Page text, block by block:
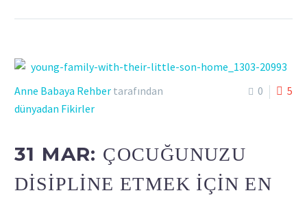
0 5
Anne Babaya Rehber tarafından
dünyadan Fikirler
31 MAR: ÇOCUĞUNUZU
DISIPLINE ETMEK İÇIN EN